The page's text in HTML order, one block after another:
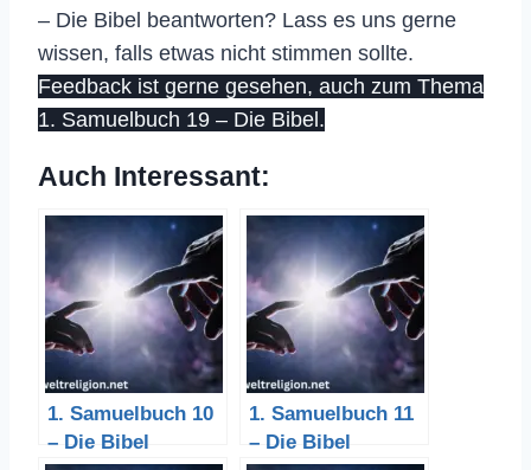
– Die Bibel beantworten? Lass es uns gerne
wissen, falls etwas nicht stimmen sollte.
Feedback ist gerne gesehen, auch zum Thema
1. Samuelbuch 19 – Die Bibel.
Auch Interessant:
1. Samuelbuch 10
– Die Bibel
1. Samuelbuch 11
– Die Bibel